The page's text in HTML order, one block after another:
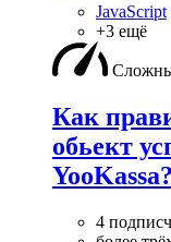
JavaScript
+3 ещё
Как
обьект
YooKassa?
4